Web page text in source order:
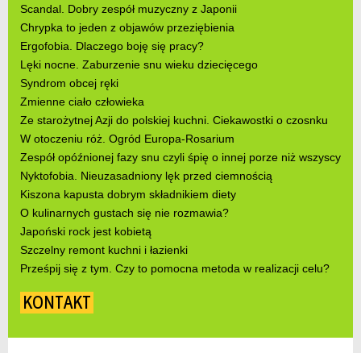
Scandal. Dobry zespół muzyczny z Japonii
Chrypka to jeden z objawów przeziębienia
Ergofobia. Dlaczego boję się pracy?
Lęki nocne. Zaburzenie snu wieku dziecięcego
Syndrom obcej ręki
Zmienne ciało człowieka
Ze starożytnej Azji do polskiej kuchni. Ciekawostki o czosnku
W otoczeniu róż. Ogród Europa-Rosarium
Zespół opóźnionej fazy snu czyli śpię o innej porze niż wszyscy
Nyktofobia. Nieuzasadniony lęk przed ciemnością
Kiszona kapusta dobrym składnikiem diety
O kulinarnych gustach się nie rozmawia?
Japoński rock jest kobietą
Szczelny remont kuchni i łazienki
Prześpij się z tym. Czy to pomocna metoda w realizacji celu?
KONTAKT